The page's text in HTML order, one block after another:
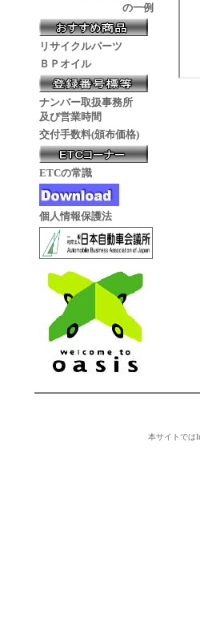
の一例
リサイクルパーツ
ＢＰオイル
ナンバー取扱事務所
及び営業時間
交付手数料(頒布価格)
ETCの常識
個人情報保護法
本サイトでは